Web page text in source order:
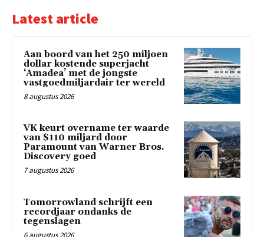
Latest article
Aan boord van het 250 miljoen
dollar kostende superjacht
‘Amadea’ met de jongste
vastgoedmiljardair ter wereld
8 augustus 2026
VK keurt overname ter waarde
van $110 miljard door
Paramount van Warner Bros.
Discovery goed
7 augustus 2026
Tomorrowland schrijft een
recordjaar ondanks de
tegenslagen
6 augustus 2026